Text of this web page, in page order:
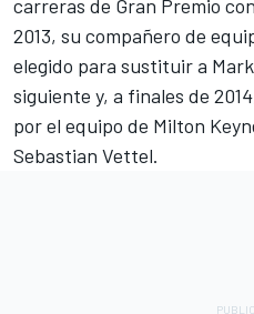
carreras de Gran Premio
2013, su compañero de
elegido para sustituir a
siguiente y, a finales de
por el equipo de Milton
Sebastian Vettel.